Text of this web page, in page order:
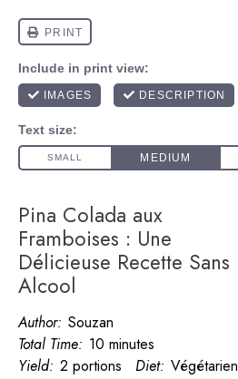
Pina Colada aux
Framboises : Une
Délicieuse Recette Sans
Alcool
Author: Souzan
Total Time: 10 minutes
Yield: 2 portions Diet: Végétarien